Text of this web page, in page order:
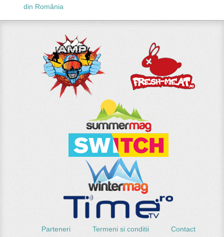
din România
Parteneri Termeni si conditii Contact